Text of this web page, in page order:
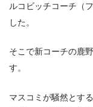
ルコビッチコーチ（
した。
そこで新コーチの鹿
す。
マスコミが騒然とす